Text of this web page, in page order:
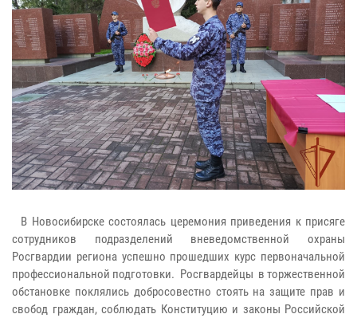
В Новосибирске состоялась церемония приведения к присяге
сотрудников подразделений вневедомственной охраны
Росгвардии региона успешно прошедших курс первоначальной
профессиональной подготовки. Росгвардейцы в торжественной
обстановке поклялись добросовестно стоять на защите прав и
свобод граждан, соблюдать Конституцию и законы Российской